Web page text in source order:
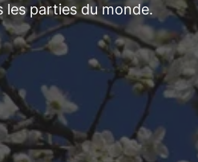
parties du monde.